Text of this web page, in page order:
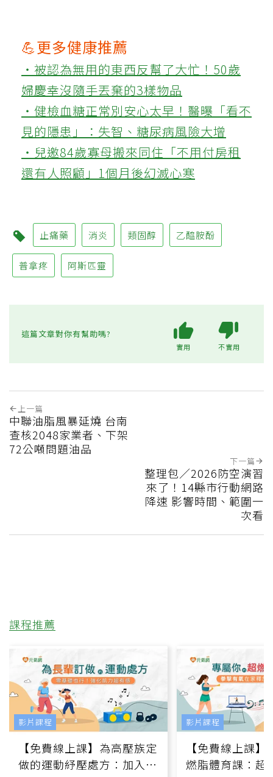
💪更多健康推薦
‧被認為無用的東西反幫了大忙！50歲
婦慶幸沒隨手丟棄的3樣物品
‧健檢血糖正常別安心太早！醫曝「看不
見的隱患」：失智、糖尿病風險大增
‧兒邀84歲寡母搬來同住「不用付房租
還有人照顧」1個月後幻滅心寒
止痛藥 消炎 類固醇 乙醯胺酚
普拿疼 阿斯匹靈
這篇文章對你有幫助嗎?
實用 不實用
上一篇
中聯油脂風暴延燒 台南
查核2048家業者、下架
72公噸問題油品
下一篇
整理包／2026防空演習
來了！14縣市行動網路
降速 影響時間、範圍一
次看
課程推薦
【免費線上課】為高壓族定
做的運動紓壓處方：加入行
影片課程
【免費線上課
燃脂體育課：超
影片課程